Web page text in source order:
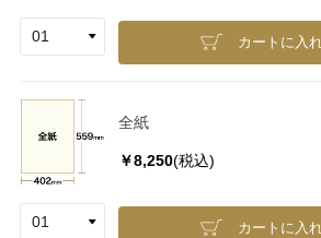
カートに入
全紙
￥8,250(税込)
カートに入